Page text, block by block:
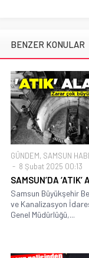
BENZER KONULAR
GÜNDEM, SAMSUN
8 Şubat 2025 00:13
SAMSUN’DA ‘ATIK’
Samsun Büyükşehir
ve Kanalizasyon
Genel Müdürlüğü,...